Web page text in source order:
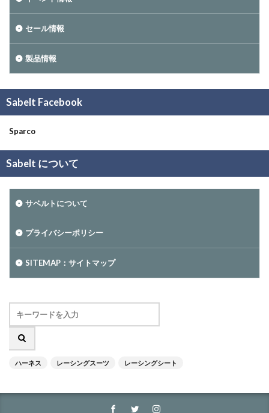
セール情報
製品情報
Sabelt Facebook
Sparco
Sabelt について
サベルトについて
プライバシーポリシー
SITEMAP：サイトマップ
ハーネス レーシングスーツ レーシングシート